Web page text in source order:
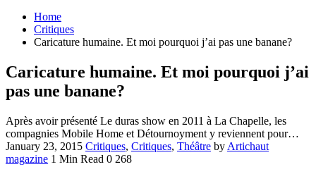
Home
Critiques
Caricature humaine. Et moi pourquoi j’ai pas une banane?
Caricature humaine. Et moi pourquoi j’ai
pas une banane?
Après avoir présenté Le duras show en 2011 à La Chapelle, les
compagnies Mobile Home et Détournoyment y reviennent pour…
January 23, 2015 Critiques, Critiques, Théâtre by Artichaut
magazine 1 Min Read 0 268